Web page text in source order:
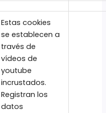
Estas cookies
se establecen a
través de
vídeos de
youtube
incrustados.
Registran los
datos